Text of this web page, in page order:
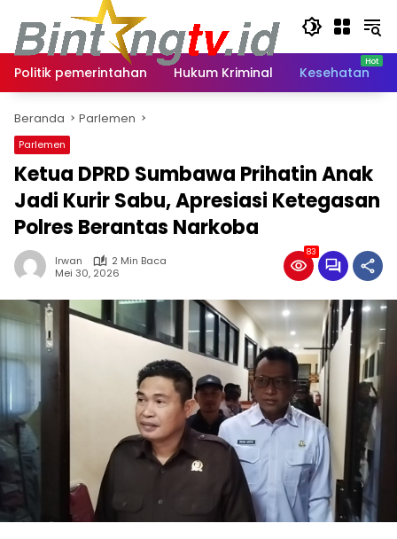
konten
Politik pemerintahan
Hukum Kriminal Kesehatan
Beranda Parlemen
Parlemen
Ketua DPRD Sumbawa Prihatin Anak
Jadi Kurir Sabu, Apresiasi Ketegasan
Polres Berantas Narkoba
Irwan
2 Min Baca
Mei 30, 2026
83